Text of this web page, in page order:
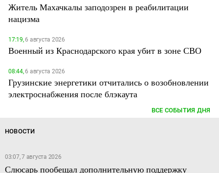
Житель Махачкалы заподозрен в реабилитации
нацизма
17:19,6 августа 2026
Военный из Краснодарского края убит в зоне СВО
08:44,6 августа 2026
Грузинские энергетики отчитались о возобновлении
электроснабжения после блэкаута
ВСЕ СОБЫТИЯ ДНЯ
НОВОСТИ
03:07, 7 августа 2026
Слюсарь пообещал дополнительную поддержку